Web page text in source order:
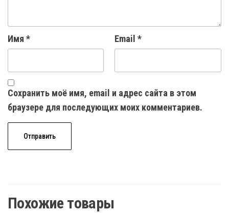
Имя * Email *
Сохранить моё имя, email и адрес сайта в этом
браузере для последующих моих комментариев.
Похожие товары